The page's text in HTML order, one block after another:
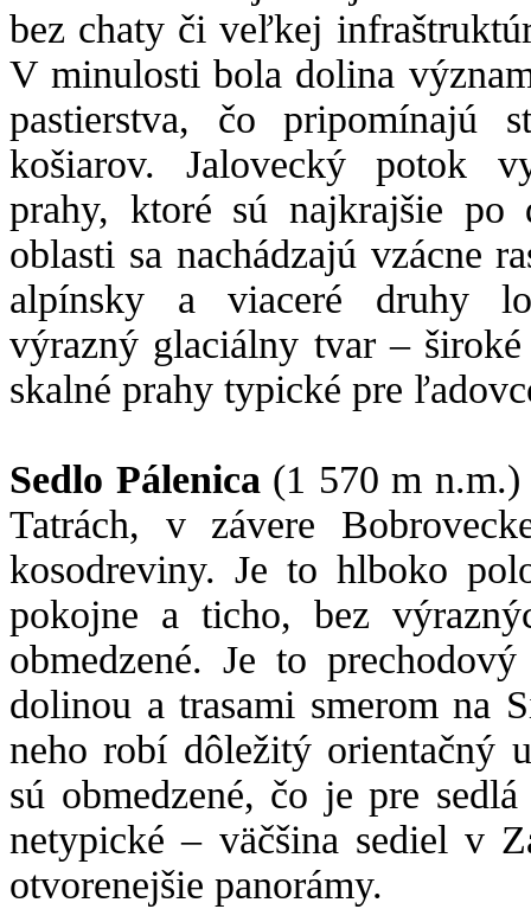
bez chaty či veľkej
V minulosti bola dolina
pastierstva, čo pripomínajú
košiarov. Jalovecký potok
prahy, ktoré sú najkrajšie
oblasti sa nachádzajú vzácne
alpínsky a viaceré druhy
výrazný glaciálny tvar –
skalné prahy typické pre
Sedlo Pálenica (1 570 m n.m.)
Tatrách, v závere
kosodreviny. Je to hlboko
pokojne a ticho, bez
obmedzené. Je to
dolinou a trasami smerom na
neho robí dôležitý orientačný
sú obmedzené, čo je pre
netypické – väčšina sediel v
otvorenejšie panorámy.